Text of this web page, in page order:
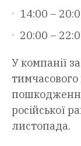
14:00 –
20:00 –
У компанії
російської
листопада.